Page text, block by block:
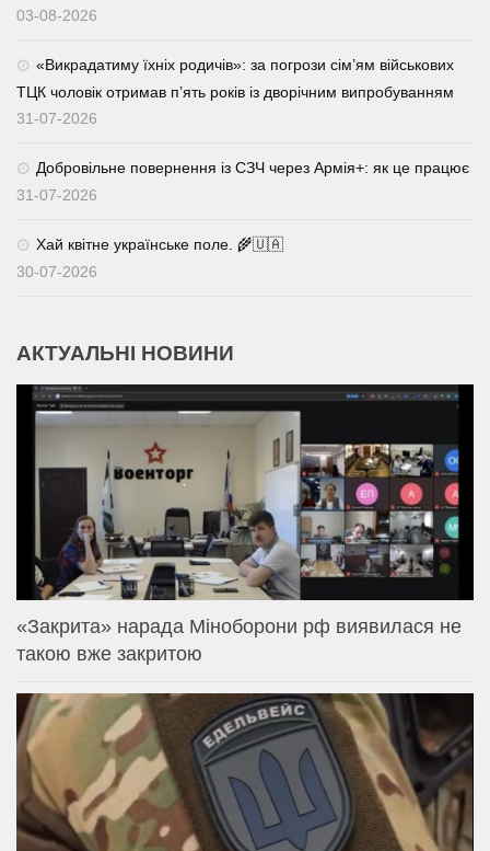
03-08-2026
«Викрадатиму їхніх родичів»: за погрози сім’ям військових
ТЦК чоловік отримав п’ять років із дворічним випробуванням
31-07-2026
Добровільне повернення із СЗЧ через Армія+: як це працює
31-07-2026
Хай квітне українське поле. 🌾🇺🇦
30-07-2026
АКТУАЛЬНІ НОВИНИ
«Закрита» нарада Міноборони рф виявилася не
такою вже закритою